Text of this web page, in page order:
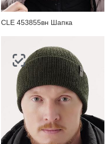
CLE 453855вн Шапка